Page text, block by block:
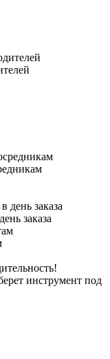
заказа
инструмент под